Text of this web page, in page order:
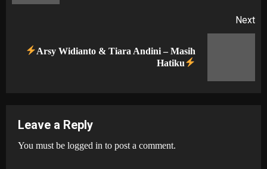
Next
Next Arsy Widianto & Tiara Andini – Masih
Hatiku
Leave a Reply
You must be logged in to post a comment.